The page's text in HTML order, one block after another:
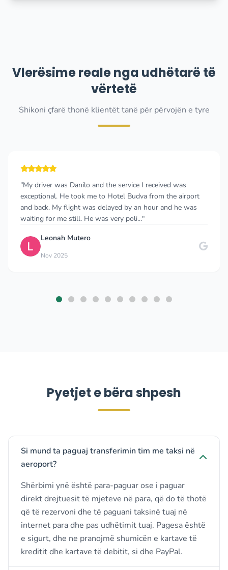
Vlerësime reale nga udhëtarë të
vërtetë
Shikoni çfarë thonë klientët tanë për përvojën e tyre
"My driver was Danilo and the service I received was
exceptional. He took me to Hotel Budva from the airport
and back. My flight was delayed by an hour and he was
waiting for me still. He was very poli..."
Leonah Mutero
Nov 2025
Pyetjet e bëra shpesh
Si mund ta paguaj transferimin tim me taksi në
aeroport?
Shërbimi ynë është para-paguar ose i paguar
direkt drejtuesit të mjeteve në para, që do të thotë
që të rezervoni dhe të paguani taksinë tuaj në
internet para dhe pas udhëtimit tuaj. Pagesa është
e sigurt, dhe ne pranojmë shumicën e kartave të
kreditit dhe kartave të debitit, si dhe PayPal.